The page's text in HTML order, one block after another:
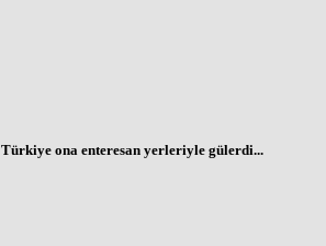
ona enteresan yerleriyle gülerdi...